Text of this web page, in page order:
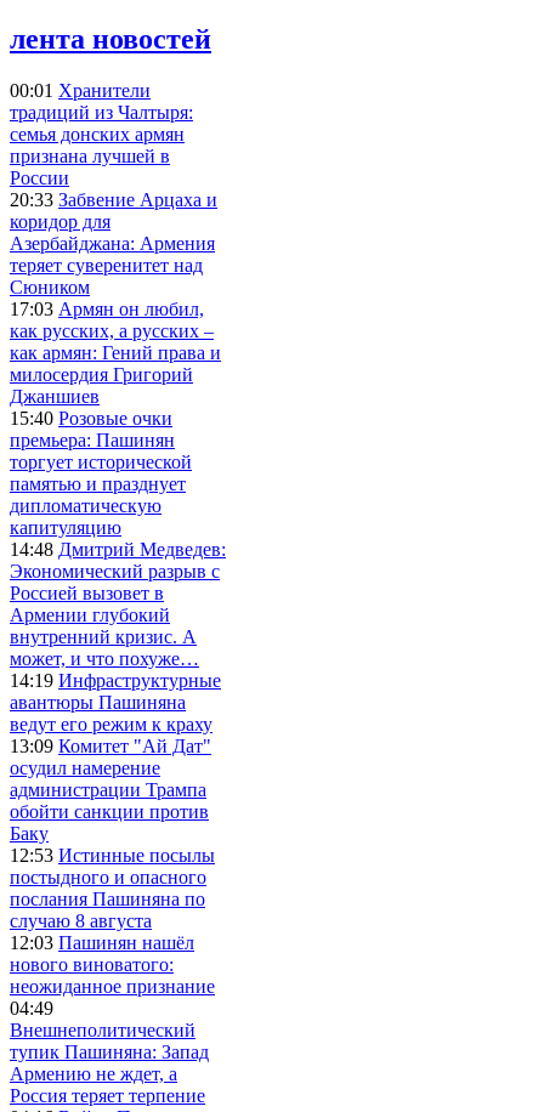
лента новостей
00:01 Хранители
традиций из Чалтыря:
семья донских армян
признана лучшей в
России
20:33 Забвение Арцаха и
коридор для
Азербайджана: Армения
теряет суверенитет над
Сюником
17:03 Армян он любил,
как русских, а русских –
как армян: Гений права и
милосердия Григорий
Джаншиев
15:40 Розовые очки
премьера: Пашинян
торгует исторической
памятью и празднует
дипломатическую
капитуляцию
14:48 Дмитрий Медведев:
Экономический разрыв с
Россией вызовет в
Армении глубокий
внутренний кризис. А
может, и что похуже…
14:19 Инфраструктурные
авантюры Пашиняна
ведут его режим к краху
13:09 Комитет "Ай Дат"
осудил намерение
администрации Трампа
обойти санкции против
Баку
12:53 Истинные посылы
постыдного и опасного
послания Пашиняна по
случаю 8 августа
12:03 Пашинян нашёл
нового виноватого:
неожиданное признание
04:49
Внешнеполитический
тупик Пашиняна: Запад
Армению не ждет, а
Россия теряет терпение